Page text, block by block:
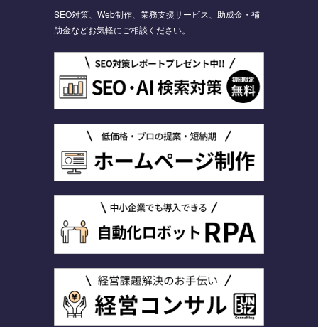
SEO対策、Web制作、業務支援サービス、助成金・補
助金などお気軽にご相談ください。